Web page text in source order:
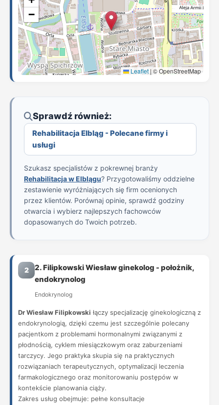
−
Leaflet |© OpenStreetMap
Sprawdź również:
Rehabilitacja Elbląg - Polecane firmy i
usługi
Szukasz specjalistów z pokrewnej branży
Rehabilitacja w Elblągu? Przygotowaliśmy oddzielne
zestawienie wyróżniających się firm ocenionych
przez klientów. Porównaj opinie, sprawdź godziny
otwarcia i wybierz najlepszych fachowców
dopasowanych do Twoich potrzeb.
2
2. Filipkowski Wiesław ginekolog - położnik,
endokrynolog
Endokrynolog
Dr Wiesław Filipkowski łączy specjalizację ginekologiczną z
endokrynologią, dzięki czemu jest szczególnie polecany
pacjentkom z problemami hormonalnymi związanymi z
płodnością, cyklem miesiączkowym oraz zaburzeniami
tarczycy. Jego praktyka skupia się na praktycznych
rozwiązaniach terapeutycznych, optymalizacji leczenia
farmakologicznego oraz monitorowaniu postępów w
kontekście planowania ciąży.
Zakres usług obejmuje: pełne konsultacje